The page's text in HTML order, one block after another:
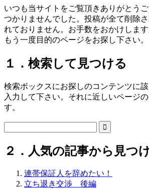
いつも当サイトをご覧頂きありがとう
つかりませんでした。投稿が全て削除
れておりません。お手数をおかけしま
もう一度目的のページをお探し下さい。
１．検索して見つける
検索ボックスにお探しのコンテンツに
入力して下さい。それに近しいページ
す。

２．人気の記事から見つ
連帯保証人を辞めたい！
立ち退き交渉 後編